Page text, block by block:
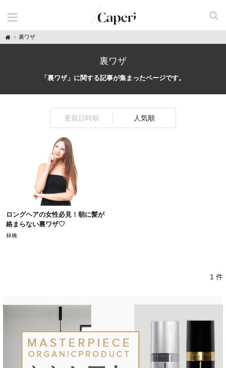
H
o
裏ワザ
裏ワザ
「裏ワザ」に関する記事が集まったページです。
更新日時順 人気順
ロングヘアの女性必見！朝に髪が
絡まらない裏ワザ♡
林檎
1 件